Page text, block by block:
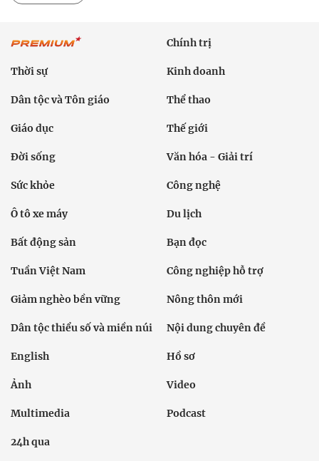
Chính trị
Thời sự Kinh doanh
Dân tộc và Tôn giáo Thể thao
Giáo dục Thế giới
Đời sống Văn hóa - Giải trí
Sức khỏe Công nghệ
Ô tô xe máy Du lịch
Bất động sản Bạn đọc
Tuần Việt Nam Công nghiệp hỗ trợ
Giảm nghèo bền vững Nông thôn mới
Dân tộc thiểu số và miền núi Nội dung chuyên đề
English Hồ sơ
Ảnh Video
Multimedia Podcast
24h qua